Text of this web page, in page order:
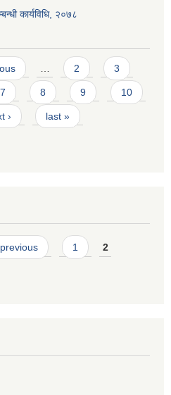
कार्यविधि, २०७८
2 3
7 8 9 10
› last »
1 2